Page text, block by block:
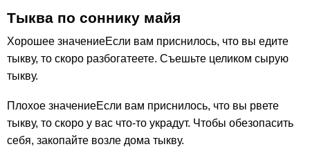
Тыква по соннику майя
Хорошее значениеЕсли вам приснилось, что вы едите
тыкву, то скоро разбогатеете. Съешьте целиком сырую
тыкву.
Плохое значениеЕсли вам приснилось, что вы рвете
тыкву, то скоро у вас что-то украдут. Чтобы обезопасить
себя, закопайте возле дома тыкву.